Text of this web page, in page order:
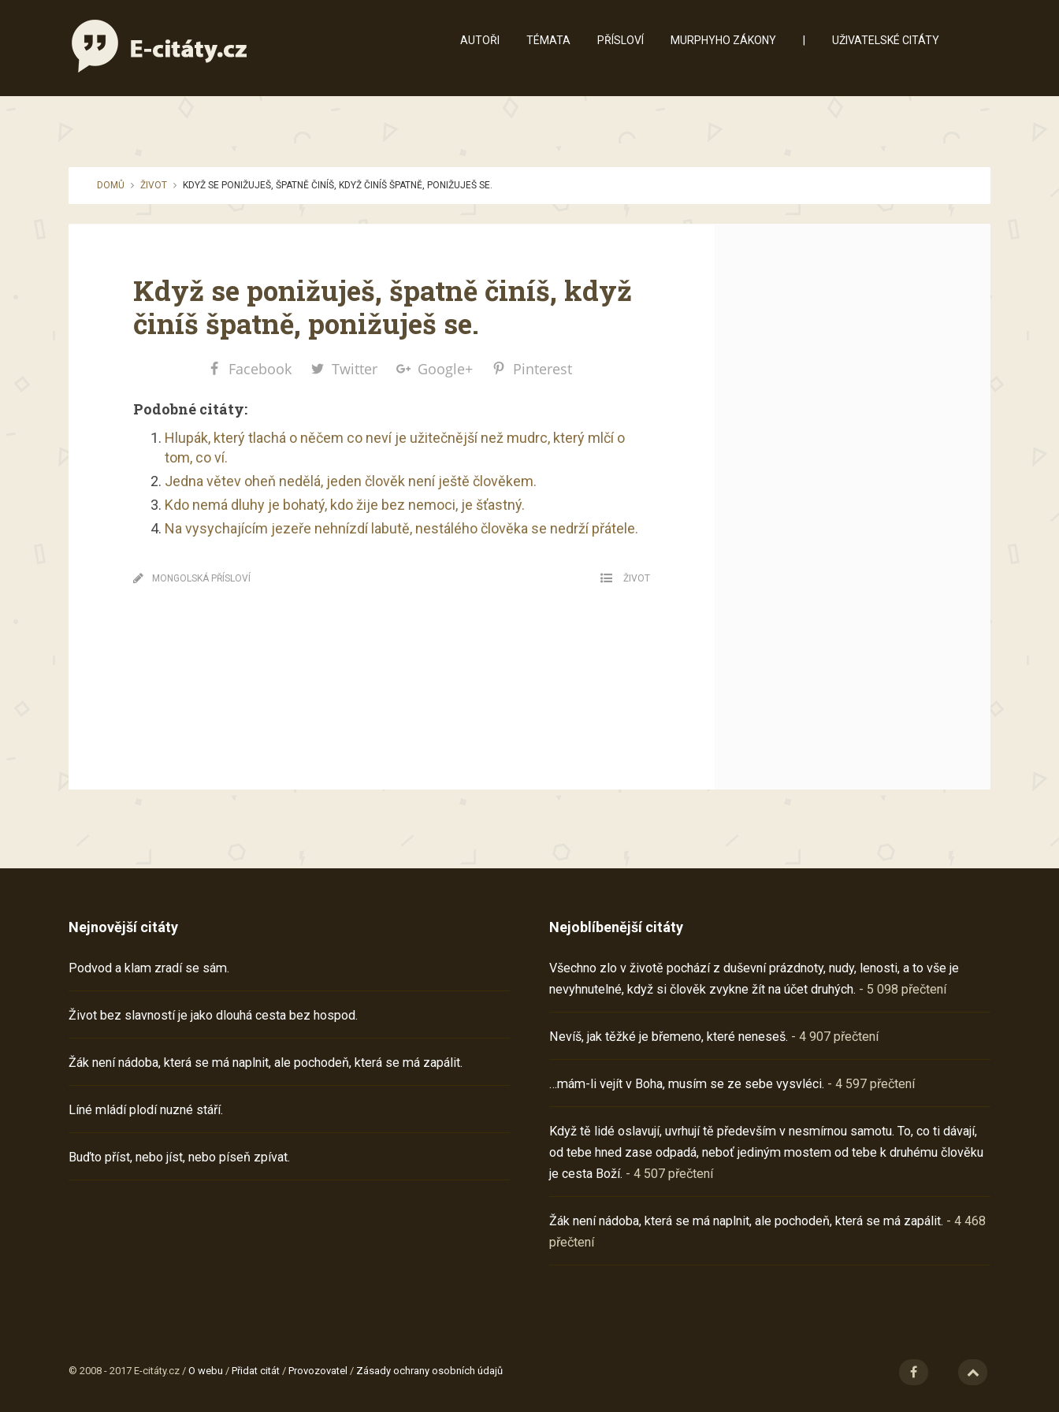
AUTOŘI TÉMATA PŘÍSLOVÍ MURPHYHO ZÁKONY UŽIVATELSKÉ CITÁTY
DOMŮ ŽIVOT KDYŽ SE PONIŽUJEŠ, ŠPATNĚ ČINÍŠ, KDYŽ ČINÍŠ ŠPATNĚ, PONIŽUJEŠ SE.
Když se ponižuješ, špatně činíš, když
činíš špatně, ponižuješ se.
Facebook Twitter Google+ Pinterest
Podobné citáty:
Hlupák, který tlachá o něčem co neví je užitečnější než mudrc, který mlčí o
tom, co ví.
Jedna větev oheň nedělá, jeden člověk není ještě člověkem.
Kdo nemá dluhy je bohatý, kdo žije bez nemoci, je šťastný.
Na vysychajícím jezeře nehnízdí labutě, nestálého člověka se nedrží přátele.
MONGOLSKÁ PŘÍSLOVÍ ŽIVOT
Nejnovější citáty
Podvod a klam zradí se sám.
Život bez slavností je jako dlouhá cesta bez hospod.
Žák není nádoba, která se má naplnit, ale pochodeň, která se má zapálit.
Líné mládí plodí nuzné stáří.
Buďto příst, nebo jíst, nebo píseň zpívat.
Nejoblíbenější citáty
Všechno zlo v životě pochází z duševní prázdnoty, nudy, lenosti, a to vše je
nevyhnutelné, když si člověk zvykne žít na účet druhých. - 5 098 přečtení
Nevíš, jak těžké je břemeno, které neneseš. - 4 907 přečtení
…mám-li vejít v Boha, musím se ze sebe vysvléci. - 4 597 přečtení
Když tě lidé oslavují, uvrhují tě především v nesmírnou samotu. To, co ti dávají,
od tebe hned zase odpadá, neboť jediným mostem od tebe k druhému člověku
je cesta Boží. - 4 507 přečtení
Žák není nádoba, která se má naplnit, ale pochodeň, která se má zapálit. - 4 468
přečtení
© 2008 - 2017 E-citáty.cz / O webu / Přidat citát / Provozovatel / Zásady ochrany osobních údajů